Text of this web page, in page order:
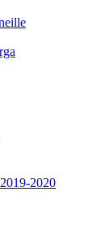
2020